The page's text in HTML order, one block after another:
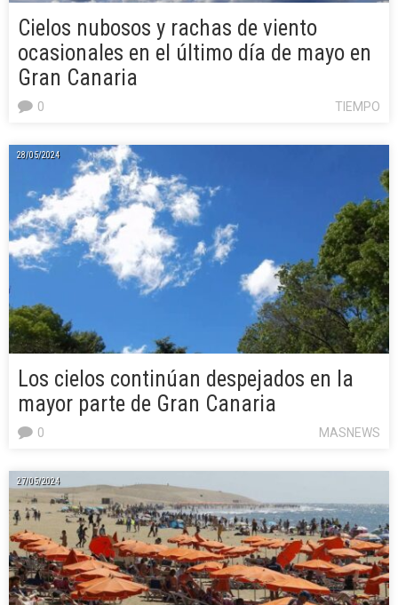
Cielos nubosos y rachas de viento
ocasionales en el último día de mayo en
Gran Canaria
TIEMPO
0
28/05/2024
Los cielos continúan despejados en la
mayor parte de Gran Canaria
MASNEWS
0
27/05/2024